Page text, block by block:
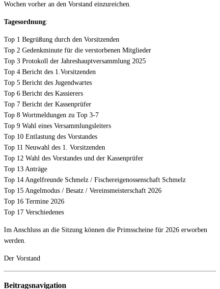
Wochen vorher an den Vorstand einzureichen.
Tagesordnung:
Top 1 Begrüßung durch den Vorsitzenden
Top 2 Gedenkminute für die verstorbenen Mitglieder
Top 3 Protokoll der Jahreshauptversammlung 2025
Top 4 Bericht des 1.Vorsitzenden
Top 5 Bericht des Jugendwartes
Top 6 Bericht des Kassierers
Top 7 Bericht der Kassenprüfer
Top 8 Wortmeldungen zu Top 3-7
Top 9 Wahl eines Versammlungsleiters
Top 10 Entlastung des Vorstandes
Top 11 Neuwahl des 1. Vorsitzenden
Top 12 Wahl des Vorstandes und der Kassenprüfer
Top 13 Anträge
Top 14 Angelfreunde Schmelz / Fischereigenossenschaft Schmelz
Top 15 Angelmodus / Besatz / Vereinsmeisterschaft 2026
Top 16 Termine 2026
Top 17 Verschiedenes
Im Anschluss an die Sitzung können die Primsscheine für 2026 erworben
werden.
Der Vorstand
Beitragsnavigation